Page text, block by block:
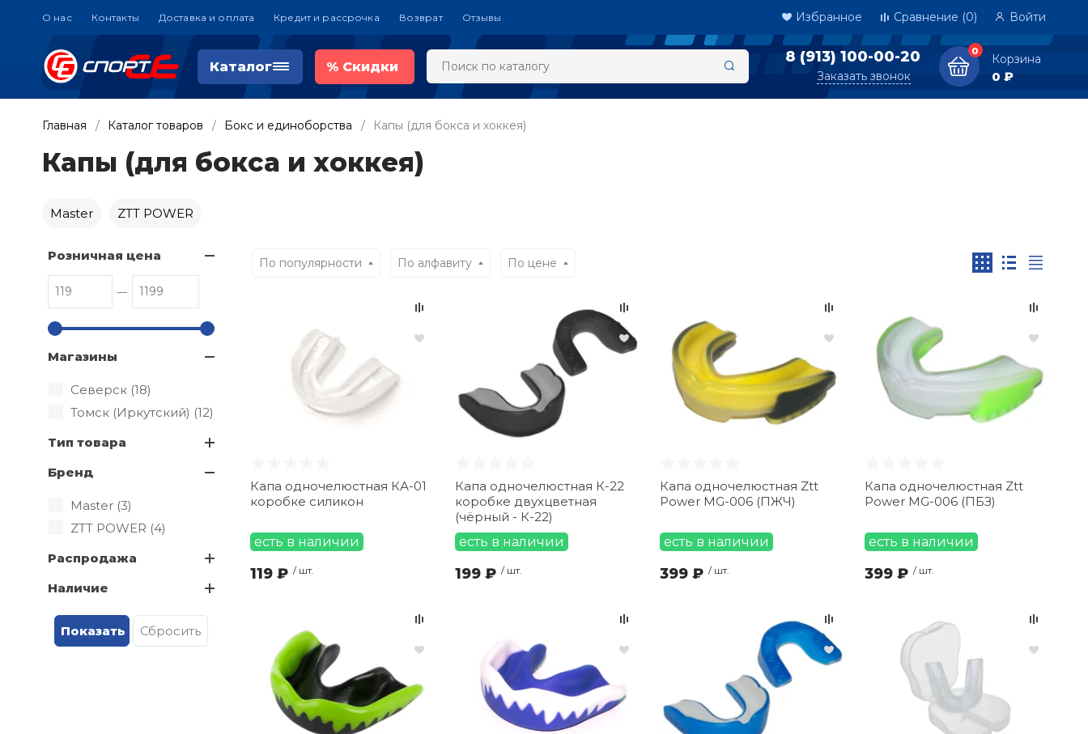
О нас Контакты Доставка и оплата Кредит и рассрочка Возврат Отзывы Избранное Сравнение (0) Войти
Каталог % Скидки
8 (913) 100-00-20
Заказать звонок
0
Корзина
0 ₽
Главная Каталог товаров Бокс и единоборства Капы (для бокса и хоккея)
Капы (для бокса и хоккея)
Master ZTT POWER
Розничная цена
Магазины
Северск (18)
Томск (Иркутский) (12)
Тип товара
Бренд
Master (3)
ZTT POWER (4)
Распродажа
Наличие
По популярности По алфавиту По цене
Капа одночелюстная КА-01
коробке силикон
есть в наличии
119 ₽ / шт.
Капа одночелюстная К-22
коробке двухцветная
(чёрный - К-22)
есть в наличии
199 ₽ / шт.
Капа одночелюстная Ztt
Power MG-006 (ПЖЧ)
есть в наличии
399 ₽ / шт.
Капа одночелюстная Ztt
Power MG-006 (ПБЗ)
есть в наличии
399 ₽ / шт.